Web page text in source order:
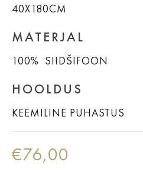
40X180CM
MATERJAL
100% SIIDŠIFOON
HOOLDUS
KEEMILINE PUHASTUS
€76,00